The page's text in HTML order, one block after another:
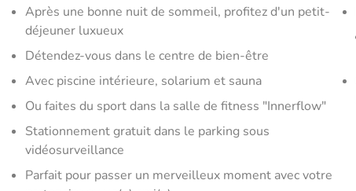
Après une bonne nuit de sommeil, profitez d'un petit-
déjeuner luxueux
Détendez-vous dans le centre de bien-être
Avec piscine intérieure, solarium et sauna
Ou faites du sport dans la salle de fitness "Innerflow"
Stationnement gratuit dans le parking sous
vidéosurveillance
Parfait pour passer un merveilleux moment avec votre